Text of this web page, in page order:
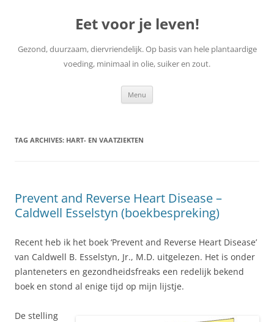
Eet voor je leven!
Gezond, duurzaam, diervriendelijk. Op basis van hele plantaardige
voeding, minimaal in olie, suiker en zout.
Menu
TAG ARCHIVES: HART- EN VAATZIEKTEN
Prevent and Reverse Heart Disease –
Caldwell Esselstyn (boekbespreking)
Recent heb ik het boek ‘Prevent and Reverse Heart Disease’
van Caldwell B. Esselstyn, Jr., M.D. uitgelezen. Het is onder
planteneters en gezondheidsfreaks een redelijk bekend
boek en stond al enige tijd op mijn lijstje.
De stelling